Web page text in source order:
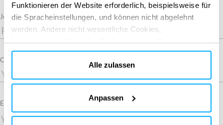
Funktionieren der Website erforderlich, beispielsweise für
die Spracheinstellungen, und können nicht abgelehnt
werden. Andere nicht wesentliche Cookies,
Cookies, werden nur verwendet, nachdem Sie auf „Alle
akzeptieren“ geklickt haben. Weitere Informationen finden
Sie in unserer Cookie-Richtlinie im Abschnitt „Über uns“
Alle zulassen
Anpassen
Job title
Company
Email